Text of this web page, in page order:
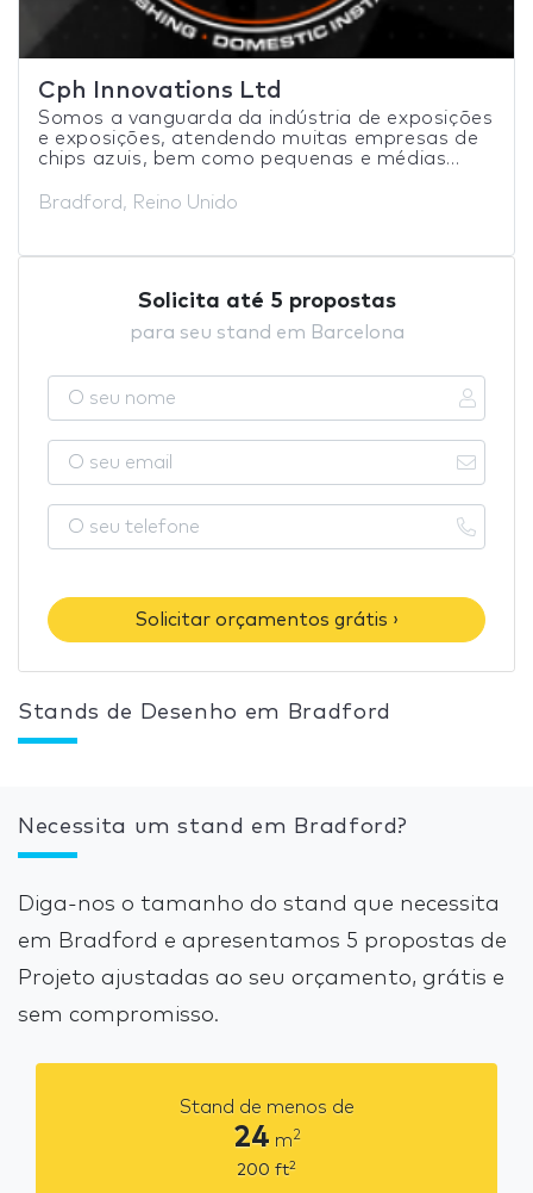
Cph Innovations Ltd
Somos a vanguarda da indústria de exposições
e exposições, atendendo muitas empresas de
chips azuis, bem como pequenas e médias...
Bradford, Reino Unido
Solicita até 5 propostas
para seu stand em Barcelona
Solicitar orçamentos grátis ›
Stands de Desenho em Bradford
Necessita um stand em Bradford?
Diga-nos o tamanho do stand que necessita
em Bradford e apresentamos 5 propostas de
Projeto ajustadas ao seu orçamento, grátis e
sem compromisso.
Stand de menos de
24 m2
200 ft2